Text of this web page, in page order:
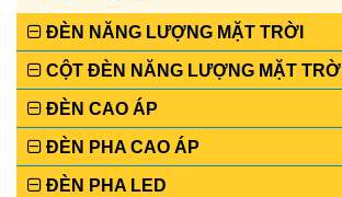
ĐÈN NĂNG LƯỢNG MẶT TRỜI
CỘT ĐÈN NĂNG LƯỢNG MẶT TRỜI
ĐÈN CAO ÁP
ĐÈN PHA CAO ÁP
ĐÈN PHA LED